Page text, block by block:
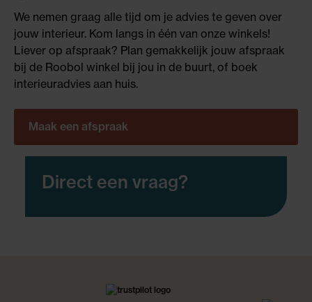
We nemen graag alle tijd om je advies te geven over
jouw interieur. Kom langs in één van onze winkels!
Liever op afspraak? Plan gemakkelijk jouw afspraak
bij de Roobol winkel bij jou in de buurt, of boek
interieuradvies aan huis.
Maak een afspraak
Direct een vraag?